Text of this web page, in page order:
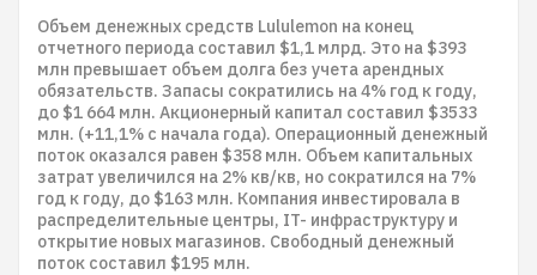
Объем денежных средств Lululemon на конец
отчетного периода составил $1,1 млрд. Это на $393
млн превышает объем долга без учета арендных
обязательств. Запасы сократились на 4% год к году,
до $1 664 млн. Акционерный капитал составил $3533
млн. (+11,1% с начала года). Операционный денежный
поток оказался равен $358 млн. Объем капитальных
затрат увеличился на 2% кв/кв, но сократился на 7%
год к году, до $163 млн. Компания инвестировала в
распределительные центры, IT- инфраструктуру и
открытие новых магазинов. Свободный денежный
поток составил $195 млн.